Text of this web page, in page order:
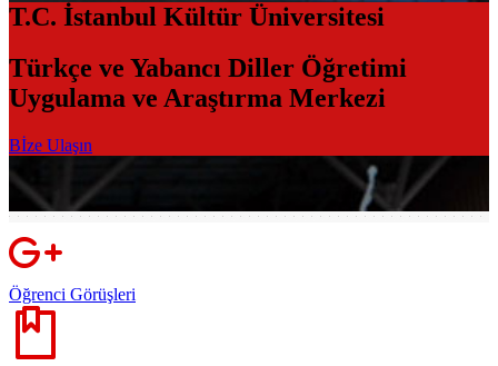
T.C. İstanbul Kültür Üniversitesi
Türkçe ve Yabancı Diller Öğretimi
Uygulama ve Araştırma Merkezi
Bİze Ulaşın
Öğrenci Görüşleri